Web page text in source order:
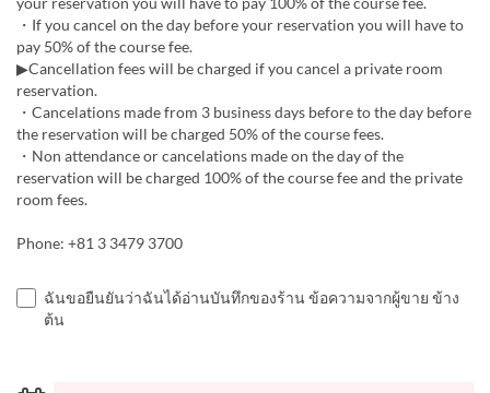
・If you cancel on the day before your reservation you will have to
pay 50% of the course fee.
▶Cancellation fees will be charged if you cancel a private room
reservation.
・Cancelations made from 3 business days before to the day before
the reservation will be charged 50% of the course fees.
・Non attendance or cancelations made on the day of the
reservation will be charged 100% of the course fee and the private
room fees.
Phone: +81 3 3479 3700
ฉันขอยืนยันว่าฉันได้อ่านบันทึกของร้าน ข้อความจากผู้ขาย ข้าง
ต้น